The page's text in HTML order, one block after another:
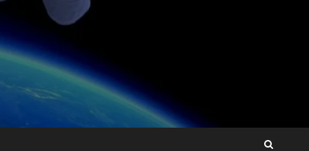
藤原竜也がAIで組織の改善
点を見抜く！ SKYSEA Client
View 新テレビCM公開！
新オプション！ AIが組織の